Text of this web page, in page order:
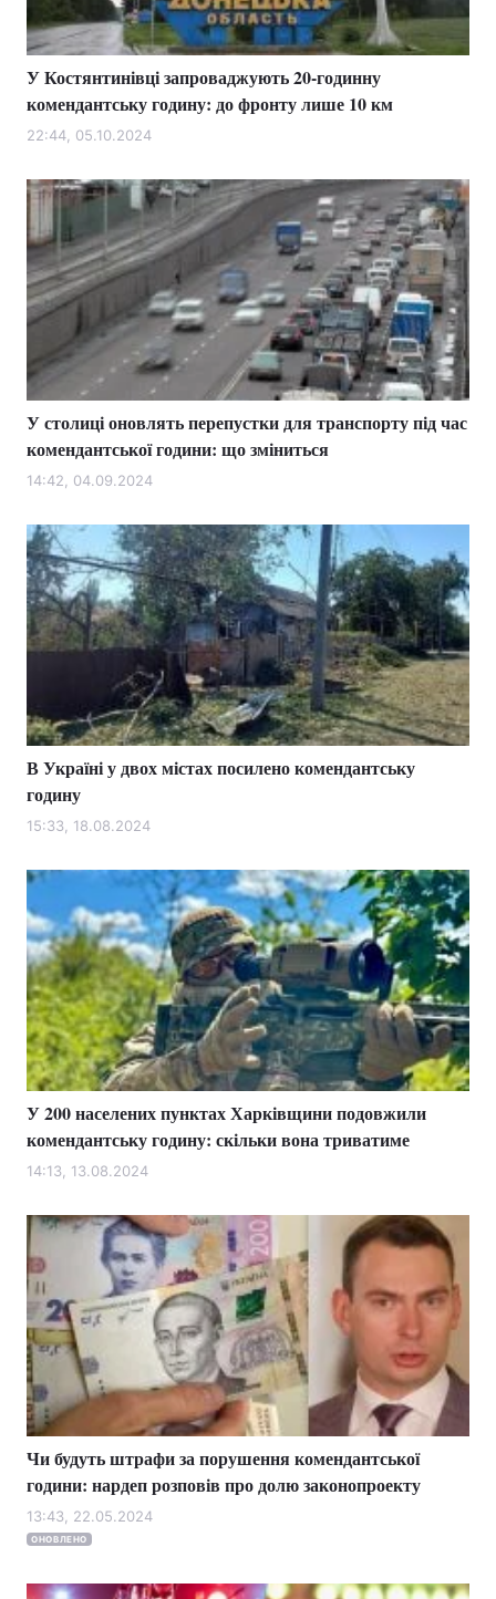
У Костянтинівці запроваджують 20-годинну
комендантську годину: до фронту лише 10 км
22:44, 05.10.2024
У столиці оновлять перепустки для транспорту під час
комендантської години: що зміниться
14:42, 04.09.2024
В Україні у двох містах посилено комендантську
годину
15:33, 18.08.2024
У 200 населених пунктах Харківщини подовжили
комендантську годину: скільки вона триватиме
14:13, 13.08.2024
Чи будуть штрафи за порушення комендантської
години: нардеп розповів про долю законопроекту
13:43, 22.05.2024
ОНОВЛЕНО